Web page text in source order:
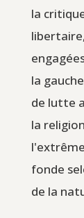
la
la
de lutte
la
fonde
de la